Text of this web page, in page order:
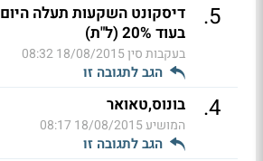
5
.
דיסקונט השקעות תעלה היום
בעוד 20% (ל"ת)
בעקבות סין18/08/2015 08:32
הגב לתגובה זו
4
. בונוס,טאואר
המושיע18/08/2015 08:17
הגב לתגובה זו